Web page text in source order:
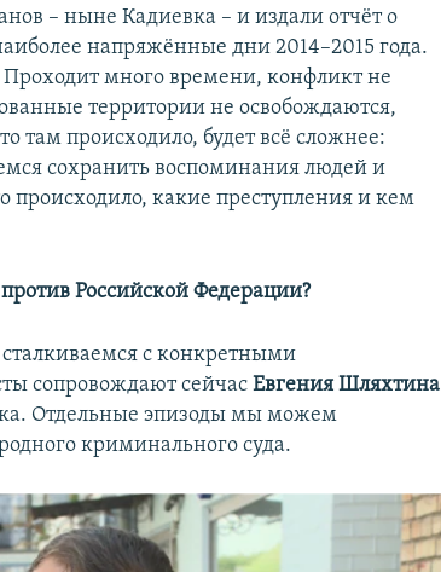
– ныне Кадиевка – и издали отчёт о
напряжённые дни 2014–2015 года.
Проходит много времени, конфликт не
территории не освобождаются,
там происходило, будет всё сложнее:
сохранить воспоминания людей и
происходило, какие преступления и кем
Российской Федерации?
с конкретными
сопровождают сейчас Евгения Шляхтина
Отдельные эпизоды мы можем
криминального суда.